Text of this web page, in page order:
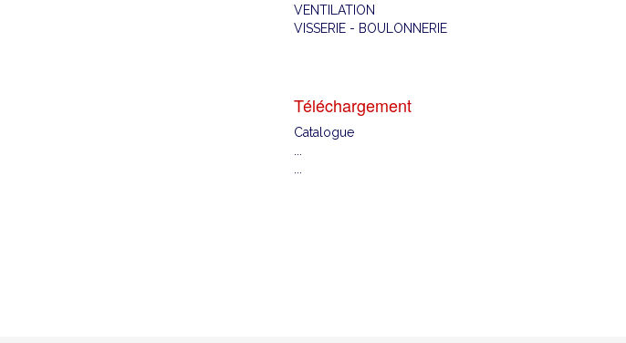
VENTILATION
VISSERIE - BOULONNERIE
Téléchargement
Catalogue